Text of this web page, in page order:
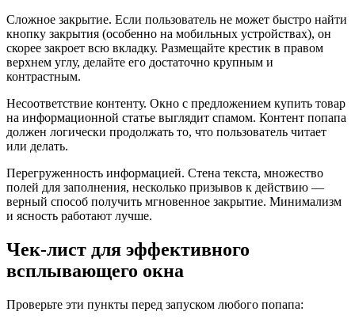
Сложное закрытие. Если пользователь не может быстро найти
кнопку закрытия (особенно на мобильных устройствах), он
скорее закроет всю вкладку. Размещайте крестик в правом
верхнем углу, делайте его достаточно крупным и
контрастным.
Несоответствие контенту. Окно с предложением купить товар
на информационной статье выглядит спамом. Контент попапа
должен логически продолжать то, что пользователь читает
или делать.
Перегруженность информацией. Стена текста, множество
полей для заполнения, несколько призывов к действию —
верный способ получить мгновенное закрытие. Минимализм
и ясность работают лучше.
Чек-лист для эффективного
всплывающего окна
Проверьте эти пункты перед запуском любого попапа: